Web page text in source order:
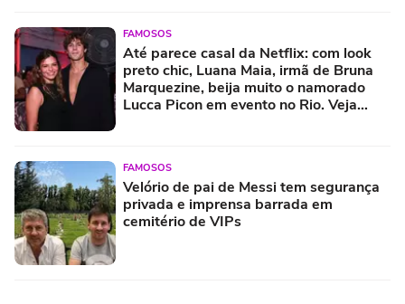
FAMOSOS
Até parece casal da Netflix: com look
preto chic, Luana Maia, irmã de Bruna
Marquezine, beija muito o namorado
Lucca Picon em evento no Rio. Veja
FAMOSOS
Velório de pai de Messi tem segurança
privada e imprensa barrada em
cemitério de VIPs